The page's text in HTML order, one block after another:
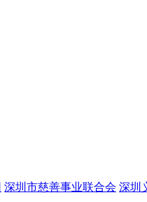
深圳市慈善事业联合会 深圳